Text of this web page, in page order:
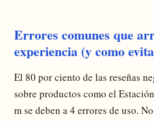
Errores comunes que
experiencia (y como
El 80 por ciento de las reseñas
sobre productos como el
m se deben a 4 errores de uso.